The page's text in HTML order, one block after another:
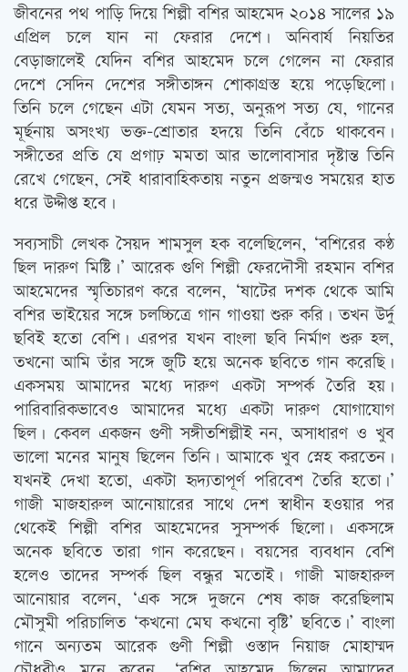
জীবনের পথ পাড়ি দিয়ে শিল্পী বশির আহমেদ ২০১৪ সালের ১৯
এপ্রিল চলে যান না ফেরার দেশে। অনিবার্য নিয়তির
বেড়াজালেই যেদিন বশির আহমেদ চলে গেলেন না ফেরার
দেশে সেদিন দেশের সঙ্গীতাঙ্গন শোকাগ্রস্ত হয়ে পড়েছিলো।
তিনি চলে গেছেন এটা যেমন সত্য, অনুরূপ সত্য যে, গানের
মূর্ছনায় অসংখ্য ভক্ত-শ্রোতার হদয়ে তিনি বেঁচে থাকবেন।
সঙ্গীতের প্রতি যে প্রগাঢ় মমতা আর ভালোবাসার দৃষ্টান্ত তিনি
রেখে গেছেন, সেই ধারাবাহিকতায় নতুন প্রজন্মও সময়ের হাত
ধরে উদ্দীপ্ত হবে।
সব্যসাচী লেখক সৈয়দ শামসুল হক বলেছিলেন, ‘বশিরের কণ্ঠ
ছিল দারুণ মিষ্টি।’ আরেক গুণি শিল্পী ফেরদৌসী রহমান বশির
আহমেদের স্মৃতিচারণ করে বলেন, ‘ষাটের দশক থেকে আমি
বশির ভাইয়ের সঙ্গে চলচ্চিত্রে গান গাওয়া শুরু করি। তখন উর্দু
ছবিই হতো বেশি। এরপর যখন বাংলা ছবি নির্মাণ শুরু হল,
তখনো আমি তাঁর সঙ্গে জুটি হয়ে অনেক ছবিতে গান করেছি।
একসময় আমাদের মধ্যে দারুণ একটা সম্পর্ক তৈরি হয়।
পারিবারিকভাবেও আমাদের মধ্যে একটা দারুণ যোগাযোগ
ছিল। কেবল একজন গুণী সঙ্গীতশিল্পীই নন, অসাধারণ ও খুব
ভালো মনের মানুষ ছিলেন তিনি। আমাকে খুব স্নেহ করতেন।
যখনই দেখা হতো, একটা হৃদ্যতাপূর্ণ পরিবেশ তৈরি হতো।’
গাজী মাজহারুল আনোয়ারের সাথে দেশ স্বাধীন হওয়ার পর
থেকেই শিল্পী বশির আহমেদের সুসম্পর্ক ছিলো। একসঙ্গে
অনেক ছবিতে তারা গান করেছেন। বয়সের ব্যবধান বেশি
হলেও তাদের সম্পর্ক ছিল বন্ধুর মতোই। গাজী মাজহারুল
আনোয়ার বলেন, ‘এক সঙ্গে দুজনে শেষ কাজ করেছিলাম
মৌসুমী পরিচালিত ‘কখনো মেঘ কখনো বৃষ্টি’ ছবিতে।’ বাংলা
গানে অন্যতম আরেক গুণী শিল্পী ওস্তাদ নিয়াজ মোহাম্মদ